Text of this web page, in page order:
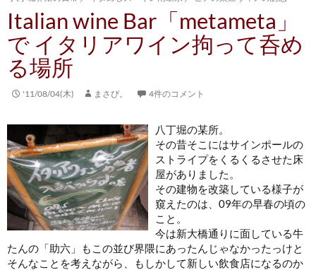
ッ
プItalian wine Bar「metameta」
で イタリアワイン拘って呑め
る場所
'11/08/04(木) まさぴ。 4件のコメント
八丁堀の某所。
その昔そこにはサインポールの
ストライプをくるくるさせた床
屋がありました。
その建物を改築している様子が
窺えたのは、09年の早春の頃の
こと。
今は新大橋通りに面している牛
たんの「助六」もこの並び界隈にあったんじゃなかったっけと
そんなことを考えながら、もしかして新しい飲食店になるのか